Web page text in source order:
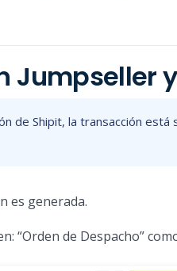
Jumpseller
de Shipit, la transacción está
es generada.
“Orden de Despacho”